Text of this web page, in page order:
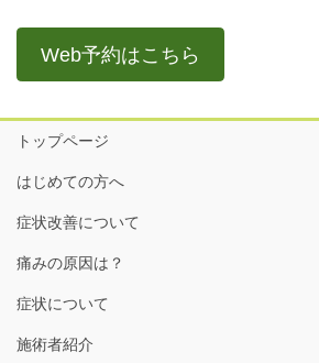
Web予約はこちら
トップページ
はじめての方へ
症状改善について
痛みの原因は？
症状について
施術者紹介